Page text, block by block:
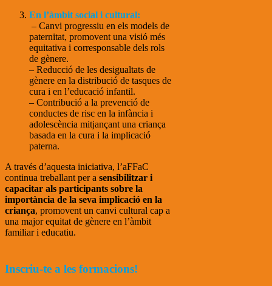
En l’àmbit social i cultural:
– Canvi progressiu en els models de
paternitat, promovent una visió més
equitativa i corresponsable dels rols
de gènere.
– Reducció de les desigualtats de
gènere en la distribució de tasques de
cura i en l’educació infantil.
– Contribució a la prevenció de
conductes de risc en la infància i
adolescència mitjançant una criança
basada en la cura i la implicació
paterna.
A través d’aquesta iniciativa, l’aFFaC
continua treballant per a sensibilitzar i
capacitar als participants sobre la
importància de la seva implicació en la
criança, promovent un canvi cultural cap a
una major equitat de gènere en l’àmbit
familiar i educatiu.
Inscriu-te a les formacions!